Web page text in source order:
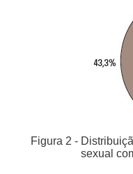
Figura 2 -
sexual